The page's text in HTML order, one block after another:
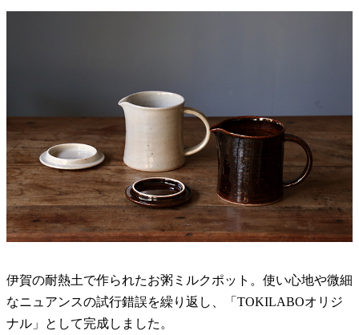
伊賀の耐熱土で作られたお粥ミルクポット。使い心地や微細
なニュアンスの試行錯誤を繰り返し、「TOKILABOオリジ
ナル」として完成しました。